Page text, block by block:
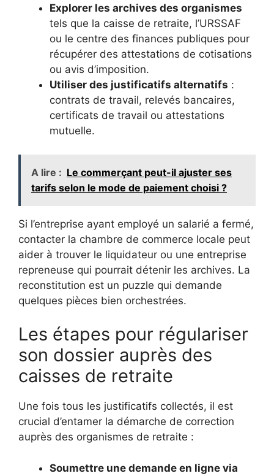
Explorer les archives des organismes
tels que la caisse de retraite, l’URSSAF
ou le centre des finances publiques pour
récupérer des attestations de cotisations
ou avis d’imposition.
Utiliser des justificatifs alternatifs :
contrats de travail, relevés bancaires,
certificats de travail ou attestations
mutuelle.
A lire : Le commerçant peut-il ajuster ses
tarifs selon le mode de paiement choisi ?
Si l’entreprise ayant employé un salarié a fermé,
contacter la chambre de commerce locale peut
aider à trouver le liquidateur ou une entreprise
repreneuse qui pourrait détenir les archives. La
reconstitution est un puzzle qui demande
quelques pièces bien orchestrées.
Les étapes pour régulariser
son dossier auprès des
caisses de retraite
Une fois tous les justificatifs collectés, il est
crucial d’entamer la démarche de correction
auprès des organismes de retraite :
Soumettre une demande en ligne via